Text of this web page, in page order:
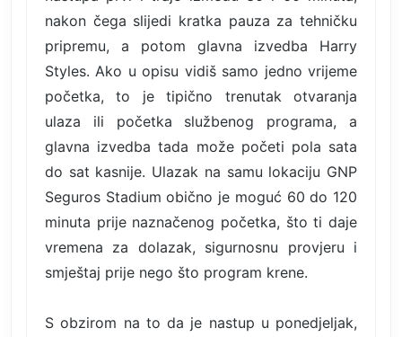
nakon čega slijedi kratka pauza za tehničku
pripremu, a potom glavna izvedba Harry
Styles. Ako u opisu vidiš samo jedno vrijeme
početka, to je tipično trenutak otvaranja
ulaza ili početka službenog programa, a
glavna izvedba tada može početi pola sata
do sat kasnije. Ulazak na samu lokaciju GNP
Seguros Stadium obično je moguć 60 do 120
minuta prije naznačenog početka, što ti daje
vremena za dolazak, sigurnosnu provjeru i
smještaj prije nego što program krene.
S obzirom na to da je nastup u ponedjeljak,